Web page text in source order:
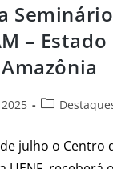
Seminário
–
julho o Centro